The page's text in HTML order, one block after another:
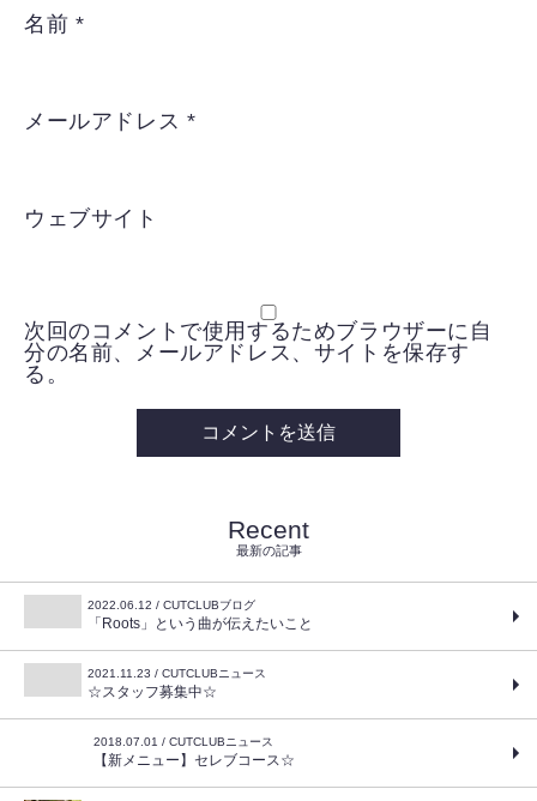
名前 *
メールアドレス *
ウェブサイト
次回のコメントで使用するためブラウザーに自
分の名前、メールアドレス、サイトを保存す
る。
Recent
最新の記事
2022.06.12 / CUTCLUBブログ
「Roots」という曲が伝えたいこと
2021.11.23 / CUTCLUBニュース
☆スタッフ募集中☆
2018.07.01 / CUTCLUBニュース
【新メニュー】セレブコース☆